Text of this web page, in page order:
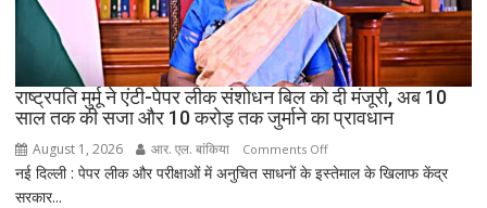
सकेंगे
PG,
उत्तराखंड
स्वास्थ्य
विभाग
ने
तैयार
की
राष्ट्रपति मुर्मू ने एंटी-पेपर लीक संशोधन बिल को दी मंजूरी, अब 10
साल तक की सजा और 10 करोड़ तक जुर्माने का प्रावधान
August 1, 2026 आर. एल. बांकिया Comments Offon
राष्ट्रपति
नई दिल्ली : पेपर लीक और परीक्षाओं में अनुचित साधनों के इस्तेमाल के खिलाफ केंद्र
सरकार...